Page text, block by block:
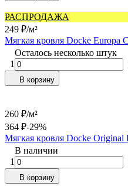
РАСПРОДАЖА
249 ₽/м²
Мягкая кровля Docke Europa
Осталось несколько штук
1
В корзину
260 ₽/м²
364 ₽-29%
Мягкая кровля Docke
В наличии
1
В корзину